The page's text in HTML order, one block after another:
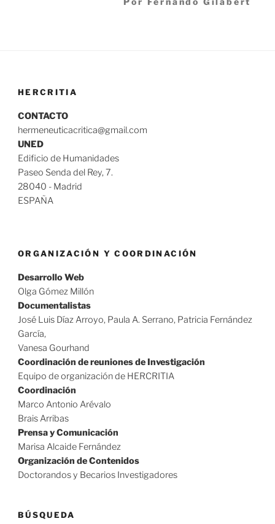
HERCRITIA
CONTACTO
hermeneuticacritica@gmail.com
UNED
Edificio de Humanidades
Paseo Senda del Rey, 7.
28040 - Madrid
ESPAÑA
ORGANIZACIÓN Y COORDINACIÓN
Desarrollo Web
Olga Gómez Millón
Documentalistas
José Luis Díaz Arroyo, Paula A. Serrano, Patricia Fernández
García,
Vanesa Gourhand
Coordinación de reuniones de Investigación
Equipo de organización de HERCRITIA
Coordinación
Marco Antonio Arévalo
Brais Arribas
Prensa y Comunicación
Marisa Alcaide Fernández
Organización de Contenidos
Doctorandos y Becarios Investigadores
BÚSQUEDA